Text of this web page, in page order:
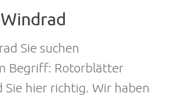
Sie suchen
Begriff: Rotorblätter
Sie hier richtig. Wir haben